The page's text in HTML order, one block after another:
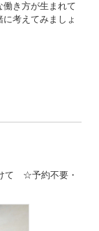
き方が生まれて
考えてみましょ
て ☆予約不要・